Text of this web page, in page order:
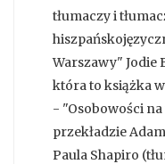
tłumaczy i
Warszawy" Jodie
która to książka
- "Osobowości
przekładzie
Paula Shapiro